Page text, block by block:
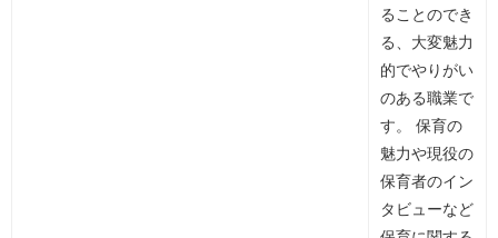
ることのでき
る、大変魅力
的でやりがい
のある職業で
す。 保育の
魅力や現役の
保育者のイン
タビューなど